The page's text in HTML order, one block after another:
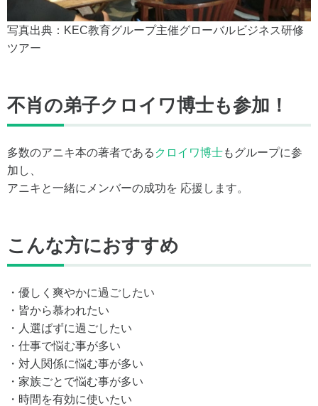
写真出典：KEC教育グループ主催グローバルビジネス研修
ツアー
不肖の弟子クロイワ博士も参加！
多数のアニキ本の著者である クロイワ博士もグループに参
加し、
アニキと一緒にメンバーの成功を 応援します。
こんな方におすすめ
・優しく爽やかに過ごしたい
・皆から慕われたい
・人選ばずに過ごしたい
・仕事で悩む事が多い
・対人関係に悩む事が多い
・家族ごとで悩む事が多い
・時間を有効に使いたい